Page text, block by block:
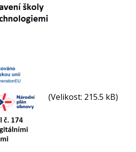
(Velikost: 215.5 kB)